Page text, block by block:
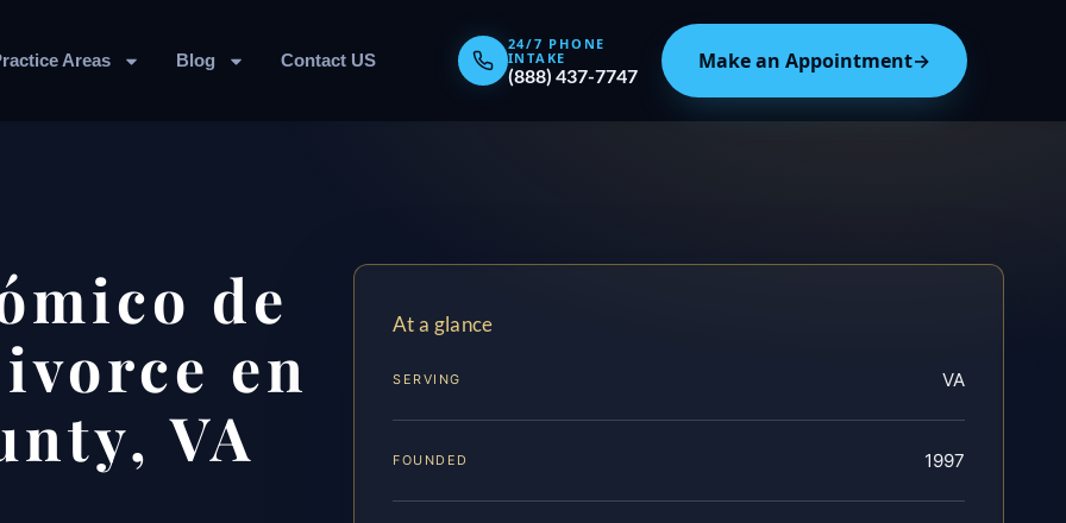
Areas Blog Contact US
24/7 PHONE
INTAKE
(888) 437-7747
Make an Appointment→
de
en
VA
At a glance
SERVING VA
FOUNDED 1997